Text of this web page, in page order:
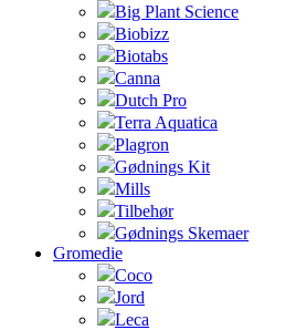
Big Plant Science
Biobizz
Biotabs
Canna
Dutch Pro
Terra Aquatica
Plagron
Gødnings Kit
Mills
Tilbehør
Gødnings Skemaer
Gromedie
Coco
Jord
Leca